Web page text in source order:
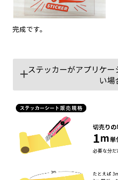
完成です。
ステッカーがアプリケー
い場